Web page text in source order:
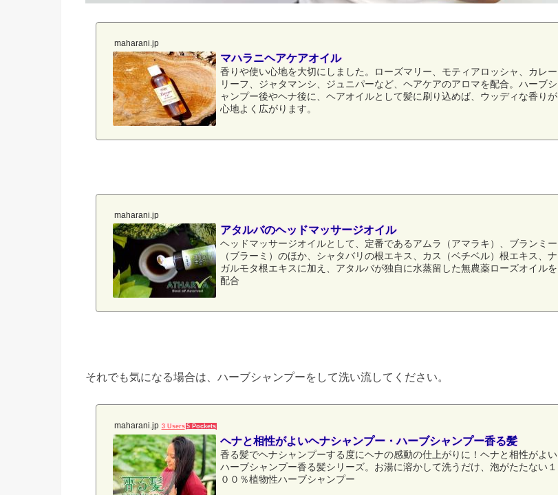
maharani.jp
マハラニヘアケアオイル
香りや使い心地を大切にしました。ローズマリー、モティアロッシャ、カレー
リーフ、ジャタマンシ、ジュニパーなど、ヘアケアのアロマを配合。ハーブシ
ャンプー後やヘナ後に、ヘアオイルとして髪に刷り込めば、ウッディな香りが
心地よく広がります。
maharani.jp
アタルバのヘッドマッサージオイル
ヘッドマッサージオイルとして、定番であるアムラ（アマラキ）、ブランミー
（ブラーミ）のほか、シャタバリの根エキス、カス（ベチベル）根エキス、ナ
ガルモタ根エキスに加え、アタルバが独自に水蒸留した無農薬ローズオイルを
配合
それでも気になる場合は、ハーブシャンプーをして洗い流してください。
maharani.jp 3 Users 5 Pockets
ヘナと相性がよいヘナシャンプー・ハーブシャンプー香る髪
香る髪でヘナシャンプーする度にヘナの感動の仕上がりに！ヘナと相性がよい
ハーブシャンプー香る髪シリーズ。お湯に溶かして洗うだけ、泡がたたない１
００％植物性ハーブシャンプー